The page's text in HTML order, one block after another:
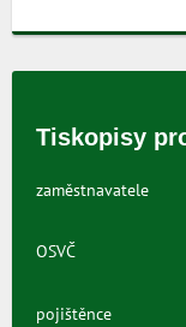
Tiskopisy
zaměstnavatele
OSVČ
pojištěnce